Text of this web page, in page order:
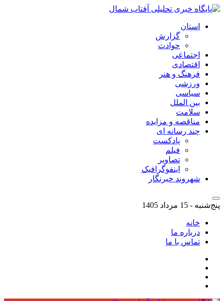
استان
گزارش
حوادث
اجتماعی
اقتصادی
فرهنگ و هنر
ورزشی
سیاسی
بین الملل
سلامت
مناقصه و مزایده
چند رسانه ای
پادکست
فیلم
تصاویر
اینفوگرافیک
شهروند خبرنگار
پنج‌شنبه - 15 مرداد 1405
خانه
درباره ما
تماس با ما